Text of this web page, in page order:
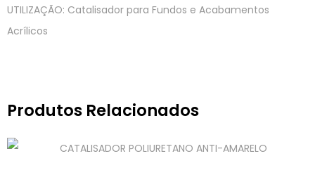
UTILIZAÇÃO: Catalisador para Fundos e Acabamentos
Acrílicos
Produtos Relacionados